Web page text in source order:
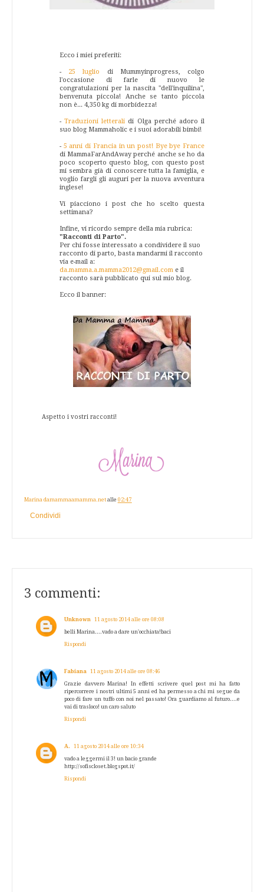
Ecco i miei preferiti:
- 25 luglio
di Mummyinprogress, colgo
l'occasione di farle di nuovo le
congratulazioni per la nascita "dell'inquilina",
benvenuta piccola! Anche se tanto piccola
non è... 4,350 kg di morbidezza!
-Traduzioni letterali di Olga perché adoro il
suo blog Mammaholic e i suoi adorabili bimbi!
- 5 anni di Francia in un post! Bye bye France
di MammaFarAndAway perché anche se ho da
poco scoperto questo blog, con questo post
mi sembra già di conoscere tutta la famiglia, e
voglio fargli gli auguri per la nuova avventura
inglese!
Vi piacciono i post che ho scelto questa
settimana?
Infine, vi ricordo sempre della mia rubrica:
"Racconti di Parto".
Per chi fosse interessato a condividere il suo
racconto di parto, basta mandarmi il racconto
via e-mail a:
da.mamma.a.mamma2012@gmail.com e il
racconto sarà pubblicato qui sul mio blog.
Ecco il banner:
Aspetto i vostri racconti!
Marina damammaamamma.net alle 02:47
Condividi
3 commenti:
Unknown 11 agosto 2014 alle ore 08:08
belli Marina....vado a dare un'occhiata!baci
Rispondi
Fabiana 11 agosto 2014 alle ore 08:46
Grazie davvero Marina! In effetti scrivere quel post mi ha fatto
ripercorrere i nostri ultimi 5 anni ed ha permesso a chi mi segue da
poco di fare un tuffo con noi nel passato! Ora guardiamo al futuro....e
vai di trasloco! un caro saluto
Rispondi
A. 11 agosto 2014 alle ore 10:34
vado a leggermi il 3! un bacio grande
http://sofiscloset.blogspot.it/
Rispondi